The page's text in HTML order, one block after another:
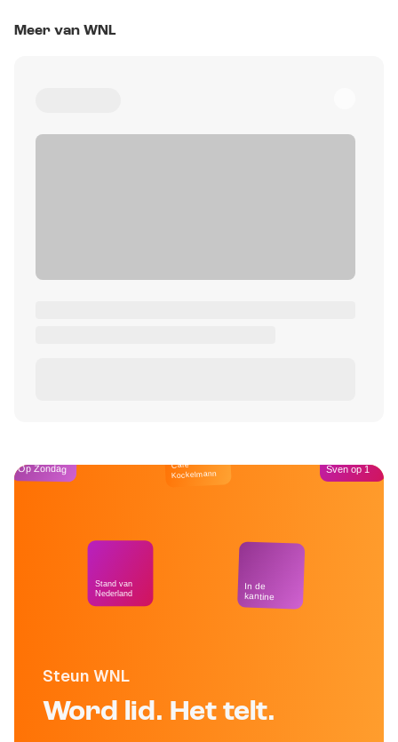
Meer van WNL
Steun WNL
Word lid. Het telt.
Op Zondag
Stand van
Nederland
Café
Kockelmann
In de
kantine
Sven op 1